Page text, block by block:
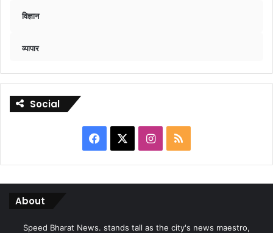
विज्ञान
व्यापार
Social
Facebook Instagram
RSS
About
Speed Bharat News. stands tall as the city's news maestro,